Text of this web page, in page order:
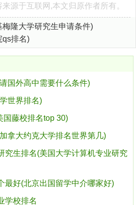
源于互联网,本文归原作者所有。
隆大学研究生申请条件)
qs排名)
国外高中需要什么条件)
世界排名)
国藤校排名top 30)
拿大约克大学排名世界第几)
究生排名(美国大学计算机专业研究
最好(北京出国留学中介哪家好)
学校排名